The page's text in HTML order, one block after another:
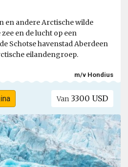
en andere Arctische wilde
en de lucht op een
Schotse havenstad Aberdeen
eilandengroep.
m/v Hondius
Van 3300 USD